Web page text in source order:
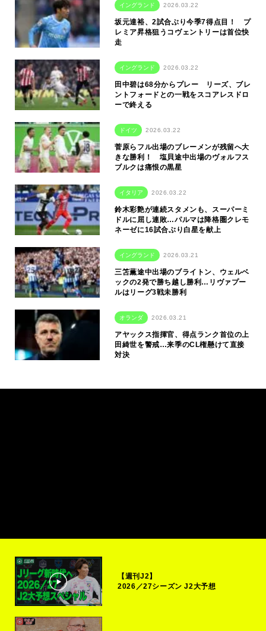
イングランド 2026.03.22
坂元達裕、2試合ぶり今季7得点目！ プ
レミア昇格狙うコヴェントリーは首位快
走
イングランド 2026.03.22
田中碧は68分からプレー リーズ、ブレ
ントフォードとの一戦をスコアレスドロ
ーで終える
ドイツ 2026.03.22
菅原らフル出場のブレーメンが残留へ大
きな勝利！ 塩貝途中出場のヴォルフス
ブルクは痛恨の黒星
イタリア 2026.03.22
鈴木彩艶が連続スタメンも、スーパーミ
ドルに屈し連敗…パルマは降格圏クレモ
ネーゼに16試合ぶり白星を献上
イングランド 2026.03.21
三笘薫途中出場のブライトン、ウェルベ
ックの2発で勝ち越し勝利…リヴァプー
ルはリーグ3戦未勝利
オランダ 2026.03.21
アヤックス指揮官、得点ランク首位の上
田綺世を警戒…来季のCL権懸けて直接
対決
【週刊J2】
2026／27シーズン J2大予想